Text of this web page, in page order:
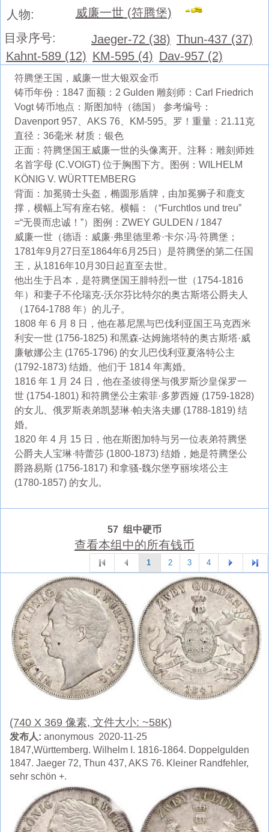
人物:
威廉一世 (符腾堡)
目录序号:
Jaeger-72 (38) Thun-437 (37)
Kahnt-589 (12) KM-595 (4) Dav-957 (2)
符腾堡王国，威廉一世大银双金币
铸币年份：1847 面额：2 Gulden 雕刻师：Carl Friedrich
Vogt 铸币地点：斯图加特（德国） 参考编号：
Davenport 957、AKS 76、KM-595。罗！重量：21.11克
直径：36毫米 材质：银色
正面：符腾堡国王威廉一世的头像离开。注释：雕刻师姓
名首字母 (C.VOIGT) 位于胸围下方。图例：WILHELM
KÖNIG V. WÜRTTEMBERG
背面：加冕骑士头盔，椭圆形盾牌，由加冕狮子和鹿支
撑，横幅上写有座右铭。横幅：（“Furchtlos und treu”
=“无畏而忠诚！”）图例：ZWEY GULDEN / 1847
威廉一世（德语：​​威廉·弗里德里希·卡尔·冯·符腾堡；
1781年9月27日至1864年6月25日）是符腾堡的第二任国
王，从1816年10月30日起直至去世。
他出生于吕本，是符腾堡国王腓特烈一世（1754-1816
年）和妻子不伦瑞克-沃尔芬比特尔的奥古斯塔公爵夫人
（1764-1788 年）的儿子。
1808 年 6 月 8 日，他在慕尼黑与巴伐利亚国王马克西米
利安一世 (1756-1825) 和黑森-达姆施塔特的奥古斯塔·威
廉敏娜公主 (1765-1796) 的女儿巴伐利亚夏洛特公主
(1792-1873) 结婚。他们于 1814 年离婚。
1816 年 1 月 24 日，他在圣彼得堡与俄罗斯沙皇保罗一
世 (1754-1801) 和符腾堡公主索菲·多萝西娅 (1759-1828)
的女儿、俄罗斯表弟凯瑟琳·帕夫洛夫娜 (1788-1819) 结
婚。
1820 年 4 月 15 日，他在斯图加特与另一位表弟符腾堡
公爵夫人宝琳·特蕾莎 (1800-1873) 结婚，她是符腾堡公
爵路易斯 (1756-1817) 和拿骚-魏尔堡亨丽埃塔公主
(1780-1857) 的女儿。
57 组中硬币
查看本组中的所有钱币
1 2 3 4
(740 X 369 像素, 文件大小: ~58K)
发布人: anonymous 2020-11-25
1847,Württemberg. Wilhelm I. 1816-1864. Doppelgulden
1847. Jaeger 72, Thun 437, AKS 76. Kleiner Randfehler,
sehr schön +.